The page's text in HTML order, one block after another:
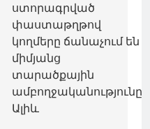
ստորագրված
փաստաթղթով
կողմերը ճանաչում են
միմյանց
տարածքային
ամբողջականությունը.
Ալիև